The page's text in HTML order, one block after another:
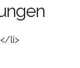
li>